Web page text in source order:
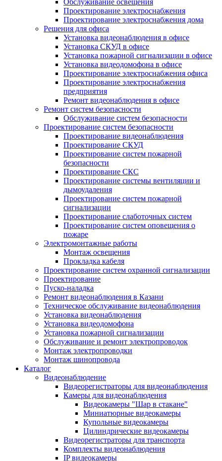
Обслуживание освещения
Проектирование электроснабжения
Проектирование электроснабжения дома
Решения для офиса
Установка видеонаблюдения в офисе
Установка СКУД в офисе
Установка пожарной сигнализации в офисе
Установка видеодомофона в офисе
Проектирование электроснабжения офиса
Проектирование электроснабжения
предприятия
Ремонт видеонаблюдения в офисе
Ремонт систем безопасности
Обслуживание систем безопасности
Проектирование систем безопасности
Проектирование видеонаблюдения
Проектирование СКУД
Проектирование систем пожарной
безопасности
Проектирование СКС
Проектирование системы вентиляции и
дымоудаления
Проектирование систем пожарной
сигнализации
Проектирование слаботочных систем
Проектирование систем оповещения о
пожаре
Электромонтажные работы
Монтаж освещения
Прокладка кабеля
Проектирование систем охранной сигнализации
Проектирование
Пуско-наладка
Ремонт видеонаблюдения в Казани
Техническое обслуживание видеонаблюдения
Установка видеонаблюдения
Установка видеодомофона
Установка пожарной сигнализации
Обслуживание и ремонт электропроводок
Монтаж электропроводки
Монтаж шинопровода
Каталог
Видеонаблюдение
Видеорегистраторы для видеонаблюдения
Камеры для видеонаблюдения
Видеокамеры "Шар в стакане"
Миниатюрные видеокамеры
Купольные видеокамеры
Цилиндрические видеокамеры
Видеорегистраторы для транспорта
Комплекты видеонаблюдения
IP видеокамеры